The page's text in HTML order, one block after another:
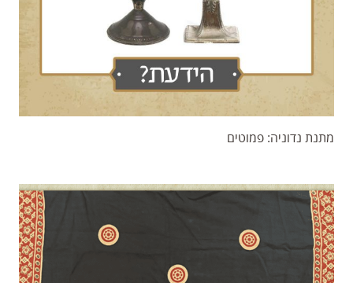
מתנת נדוניה: פמוטים